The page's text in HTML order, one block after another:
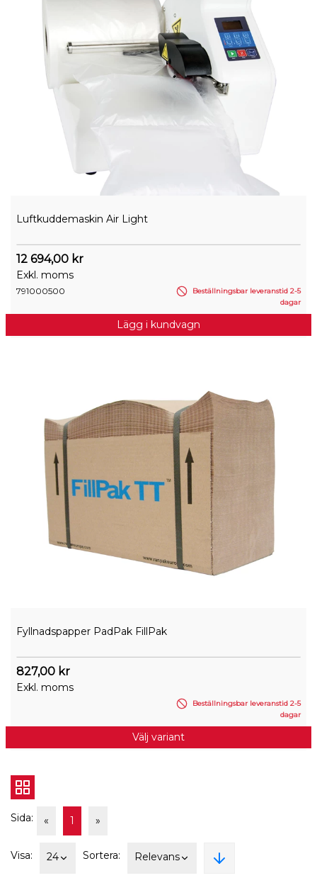
Luftkuddemaskin Air Light
12 694,00 kr
Exkl. moms
791000500
Beställningsbar leveranstid 2-5
dagar
Lägg i kundvagn
Fyllnadspapper PadPak FillPak
827,00 kr
Exkl. moms
Beställningsbar leveranstid 2-5
dagar
Välj variant
Sida: « 1 »
Visa: 24 Sortera: Relevans